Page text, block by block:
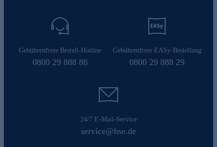
Gebührenfreie Bestell-Hotline
0800 29 888 88
Gebührenfreie EASy-Bestellung
0800 29 888 29
24/7 E-Mail-Service
service@hse.de